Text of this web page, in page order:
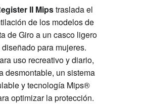
II Mipstraslada el
de los modelos de
de Giro a un casco ligero
para mujeres.
uso recreativo y diario,
desmontable, un sistema
y tecnología Mips®
optimizar la protección.